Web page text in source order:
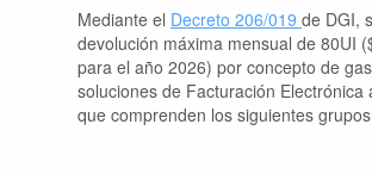
Mediante el Decreto 206/019 de DGI,
devolución máxima mensual de 80UI
para el año 2026) por concepto de
soluciones de Facturación Electrónica
que comprenden los siguientes